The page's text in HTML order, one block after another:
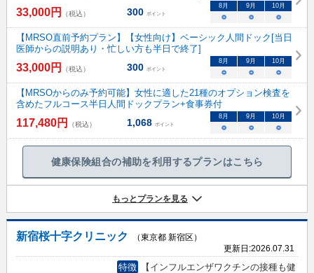
33,000円 （税込） 300 ポイント
8月 9月 10月
○ ○ ○
【MRSO直前予約プラン】【女性向け】ベーシック人間ドック[当日
医師からの説明あり・忙しい方も半日で終了]
33,000円 （税込） 300 ポイント
8月 9月 10月
○ ○ ○
【MRSOからのみ予約可能】女性に適した21種のオプション検査を
含めたフルコース半日人間ドックプラン+食事券付
117,480円 （税込） 1,068 ポイント
8月 9月 10月
○ ○ ○
健康保険組合の補助を利用するプランはこちら
もっとプランを見る
新宿桜十字クリニック
（東京都 新宿区）
更新日:2026.07.31
特徴
【インフルエンザワクチンの接種も健